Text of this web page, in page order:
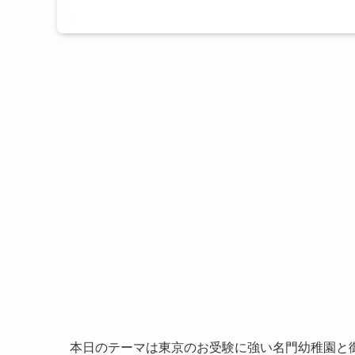
本日のテーマは東京のお受験に強い名門幼稚園と